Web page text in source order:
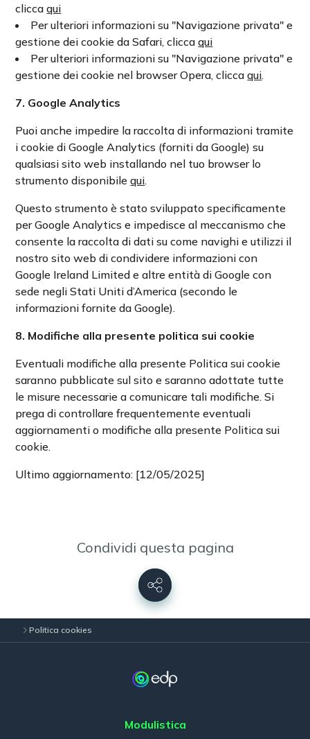
cliccaqui
Per ulteriori informazioni su "Navigazione privata" e
gestione dei cookie da Safari, cliccaqui
Per ulteriori informazioni su "Navigazione privata" e
gestione dei cookie nel browser Opera, cliccaqui.
7. Google Analytics
Puoi anche impedire la raccolta di informazioni tramite
i cookie di Google Analytics (forniti da Google) su
qualsiasi sito web installando nel tuo browser lo
strumento disponibilequi.
Questo strumento è stato sviluppato specificamente
per Google Analytics e impedisce al meccanismo che
consente la raccolta di dati su come navighi e utilizzi il
nostro sito web di condividere informazioni con
Google Ireland Limited e altre entità di Google con
sede negli Stati Uniti d’America (secondo le
informazioni fornite da Google).
8. Modifiche alla presente politica sui cookie
Eventuali modifiche alla presente Politica sui cookie
saranno pubblicate sul sito e saranno adottate tutte
le misure necessarie a comunicare tali modifiche. Si
prega di controllare frequentemente eventuali
aggiornamenti o modifiche alla presente Politica sui
cookie.
Ultimo aggiornamento: [12/05/2025]
Condividi questa pagina
Politica cookies
Modulistica